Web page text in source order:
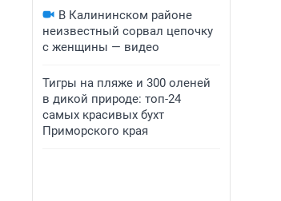
В Калининском районе
неизвестный сорвал цепочку
с женщины — видео
Тигры на пляже и 300 оленей
в дикой природе: топ-24
самых красивых бухт
Приморского края